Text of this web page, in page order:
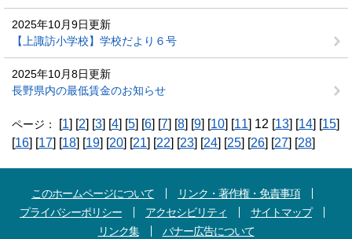
2025年10月9日更新
【上諏訪小学校】学校だより６号
2025年10月8日更新
長野県内の最低賃金のお知らせ
ページ： [1] [2] [3] [4] [5] [6] [7] [8] [9] [10] [11] 12 [13] [14] [15]
[16] [17] [18] [19] [20] [21] [22] [23] [24] [25] [26] [27] [28]
このホームページについて
リンク・著作権・免責事項
プライバシーポリシー
アクセシビリティ
サイトマップ
リンク集
バナー広告について